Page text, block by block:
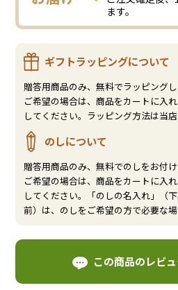
ます。
ギフトラッピングについて
贈答用商品のみ、無料でラッピングし
ご希望の場合は、商品をカートに入
してください。ラッピング方法は当店
のしについて
贈答用商品のみ、無料でのしをお付け
ご希望の場合は、商品をカートに入
してください。「のしの名入れ」（
前）は、のしをご希望の方で必要な
この商品のレビ